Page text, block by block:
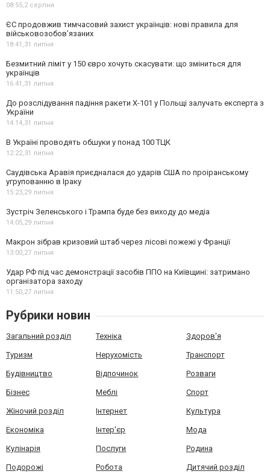
08:55,2 серпня
ЄС продовжив тимчасовий захист українців: нові правила для
військовозобов’язаних
18:41,31 липня
Безмитний ліміт у 150 євро хочуть скасувати: що зміниться для
українців
16:41,31 липня
До розслідування падіння ракети Х-101 у Польщі залучать експерта з
України
14:14,31 липня
В Україні проводять обшуки у понад 100 ТЦК
12:22,31 липня
Саудівська Аравія приєдналася до ударів США по проіранському
угрупованню в Іраку
15:23,29 липня
Зустріч Зеленського і Трампа буде без виходу до медіа
14:05,29 липня
Макрон зібрав кризовий штаб через лісові пожежі у Франції
13:00,27 липня
Удар РФ під час демонстрації засобів ППО на Київщині: затримано
організатора заходу
11:50,27 липня
Рубрики новин
Загальний розділ Техніка Здоров'я
Туризм Нерухомість Транспорт
Будівництво Відпочинок Розваги
Бізнес Меблі Спорт
Жіночий розділ Інтернет Культура
Економіка Інтер'єр Мода
Кулінарія Послуги Родина
Подорожі Робота Дитячий розділ